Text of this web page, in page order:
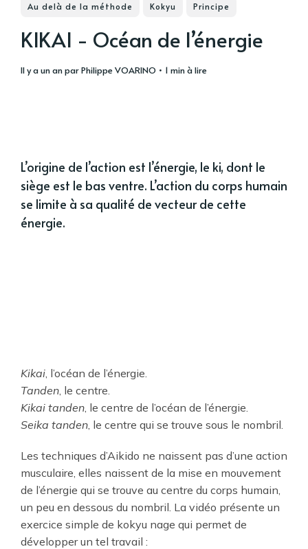
Au delà de la méthode Kokyu Principe
KIKAI - Océan de l’énergie
il y a un anparPhilippe VOARINO • 1 min à lire
L’origine de l’action est l’énergie, le ki, dont le
siège est le bas ventre. L’action du corps humain
se limite à sa qualité de vecteur de cette
énergie.
Kikai , l’océan de l’énergie.
Tanden , le centre.
Kikai tanden , le centre de l’océan de l’énergie.
Seika tanden , le centre qui se trouve sous le nombril.
Les techniques d’Aikido ne naissent pas d’une action
musculaire, elles naissent de la mise en mouvement
de l’énergie qui se trouve au centre du corps humain,
un peu en dessous du nombril. La vidéo présente un
exercice simple de kokyu nage qui permet de
développer un tel travail :